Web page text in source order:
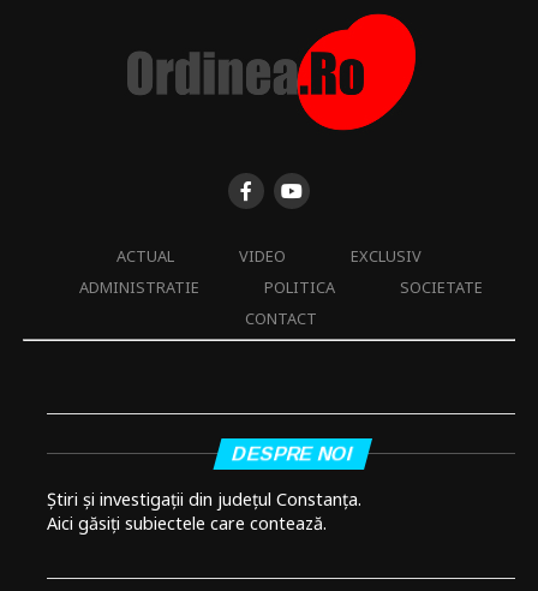
ACTUAL VIDEO
EXCLUSIV
ADMINISTRATIE
POLITICA
SOCIETATE
CONTACT
DESPRE NOI
Știri și investigații din județul Constanța.
Aici găsiți subiectele care contează.